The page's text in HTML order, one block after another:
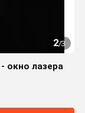
2/3
окно лазера